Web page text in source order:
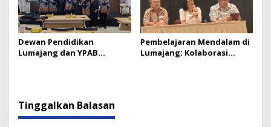
Dewan Pendidikan
Lumajang dan YPAB
Pembelajaran Mendalam di
Lumajang: Kolaborasi
Tinggalkan Balasan